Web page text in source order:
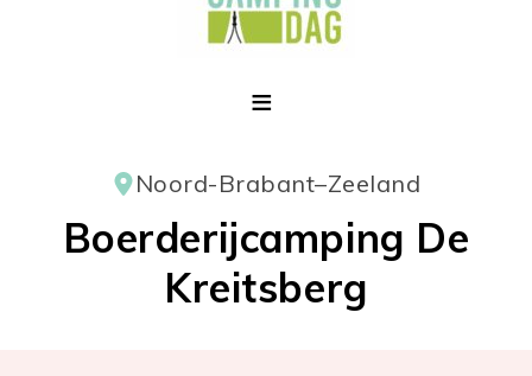
Noord-Brabant–Zeeland
Boerderijcamping De
Kreitsberg